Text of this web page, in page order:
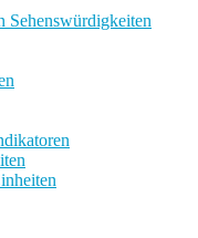
Sehenswürdigkeiten